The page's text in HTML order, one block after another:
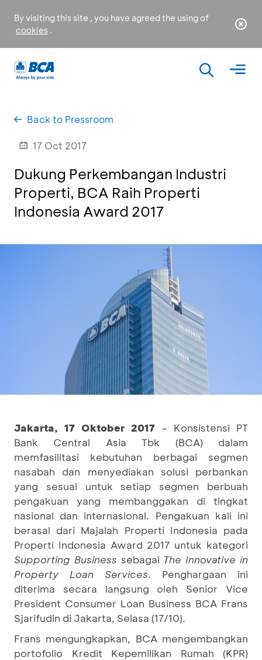
By visiting this site , you have agreed the using of
cookies .
Back to Pressroom
17 Oct 2017
Dukung Perkembangan Industri
Properti, BCA Raih Properti
Indonesia Award 2017
Jakarta, 17 Oktober 2017 – Konsistensi PT
Bank Central Asia Tbk (BCA) dalam
memfasilitasi kebutuhan berbagai segmen
nasabah dan menyediakan solusi perbankan
yang sesuai untuk setiap segmen berbuah
pengakuan yang membanggakan di tingkat
nasional dan internasional. Pengakuan kali ini
berasal dari Majalah Properti Indonesia pada
Properti Indonesia Award 2017 untuk kategori
Supporting Business sebagai The Innovative in
Property Loan Services. Penghargaan ini
diterima secara langsung oleh Senior Vice
President Consumer Loan Business BCA Frans
Sjarifudin di Jakarta, Selasa (17/10).
Frans mengungkapkan, BCA mengembangkan
portofolio Kredit Kepemilikan Rumah (KPR)